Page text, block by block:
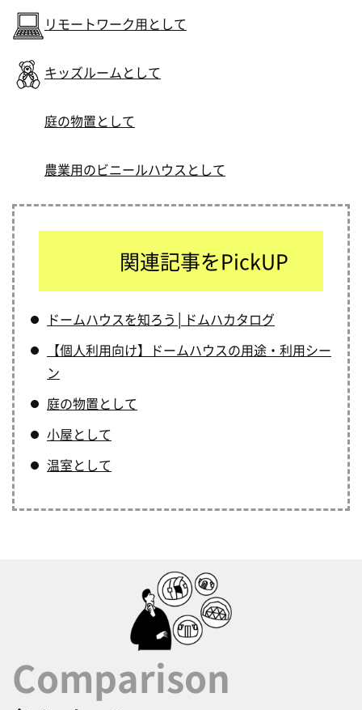
リモートワーク用として
キッズルームとして
庭の物置として
農業用のビニールハウスとして
関連記事をPickUP
ドームハウスを知ろう│ドムハカタログ
【個人利用向け】ドームハウスの用途・利用シー
ン
庭の物置として
小屋として
温室として
Comparison